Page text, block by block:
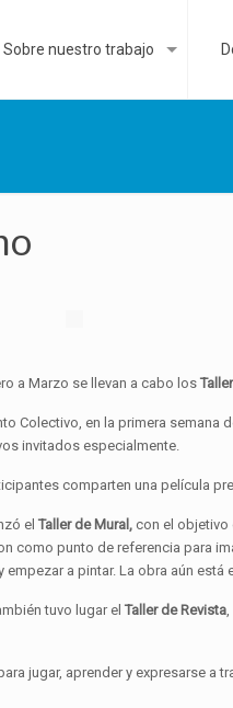
Sobre nuestro trabajo
a Marzo se llevan a cabo los
Colectivo, en la primera
invitados especialmente.
comparten una película
elTaller de Mural,con el objetivo
como punto de referencia para
a pintar. La obra aún
tuvo lugar elTaller de Revista,
jugar, aprender y expresarse a